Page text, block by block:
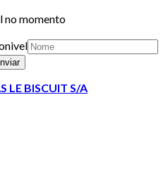
no momento
LE BISCUIT S/A